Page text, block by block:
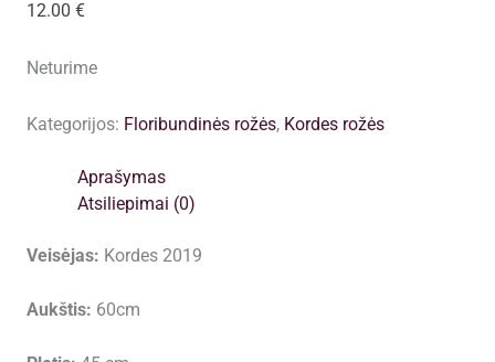
12.00 €
Neturime
Kategorijos: Floribundinės rožės, Kordes rožės
Aprašymas
Atsiliepimai (0)
Veisėjas: Kordes 2019
Aukštis: 60cm